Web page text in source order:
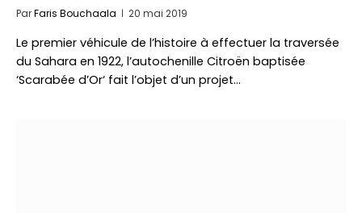
ParFaris Bouchaala 20 mai 2019
Le premier véhicule de l’histoire à effectuer la traversée
du Sahara en 1922, l’autochenille Citroën baptisée
‘Scarabée d’Or‘ fait l’objet d’un projet…